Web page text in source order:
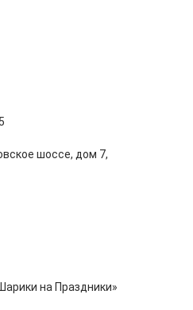
шоссе, дом 7,
на Праздники»